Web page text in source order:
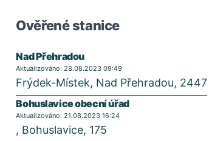
Ověřené stanice
Nad Přehradou
Aktualizováno: 28.08.2023 09:49
Frýdek-Místek, Nad Přehradou, 2447
Bohuslavice obecní úřad
Aktualizováno: 21.08.2023 16:24
, Bohuslavice, 175